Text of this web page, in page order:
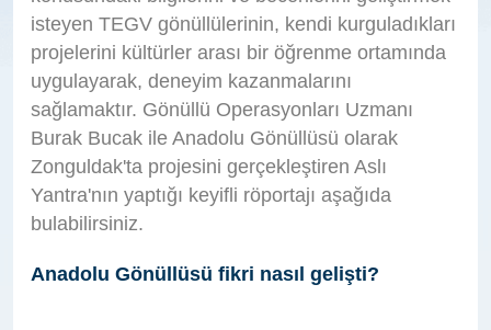
isteyen TEGV gönüllülerinin, kendi kurguladıkları
projelerini kültürler arası bir öğrenme ortamında
uygulayarak, deneyim kazanmalarını
sağlamaktır. Gönüllü Operasyonları Uzmanı
Burak Bucak ile Anadolu Gönüllüsü olarak
Zonguldak'ta projesini gerçekleştiren Aslı
Yantra'nın yaptığı keyifli röportajı aşağıda
bulabilirsiniz.
Anadolu Gönüllüsü fikri nasıl gelişti?